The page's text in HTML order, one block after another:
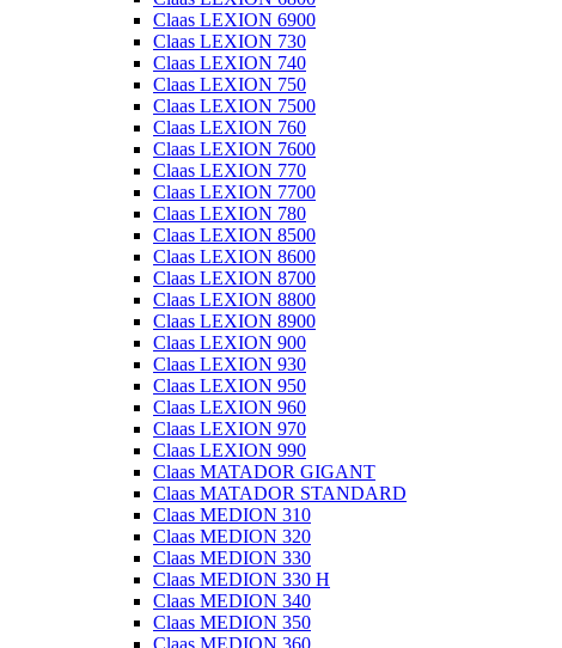
Claas LEXION 6900
Claas LEXION 730
Claas LEXION 740
Claas LEXION 750
Claas LEXION 7500
Claas LEXION 760
Claas LEXION 7600
Claas LEXION 770
Claas LEXION 7700
Claas LEXION 780
Claas LEXION 8500
Claas LEXION 8600
Claas LEXION 8700
Claas LEXION 8800
Claas LEXION 8900
Claas LEXION 900
Claas LEXION 930
Claas LEXION 950
Claas LEXION 960
Claas LEXION 970
Claas LEXION 990
Claas MATADOR GIGANT
Claas MATADOR STANDARD
Claas MEDION 310
Claas MEDION 320
Claas MEDION 330
Claas MEDION 330 H
Claas MEDION 340
Claas MEDION 350
Claas MEDION 360